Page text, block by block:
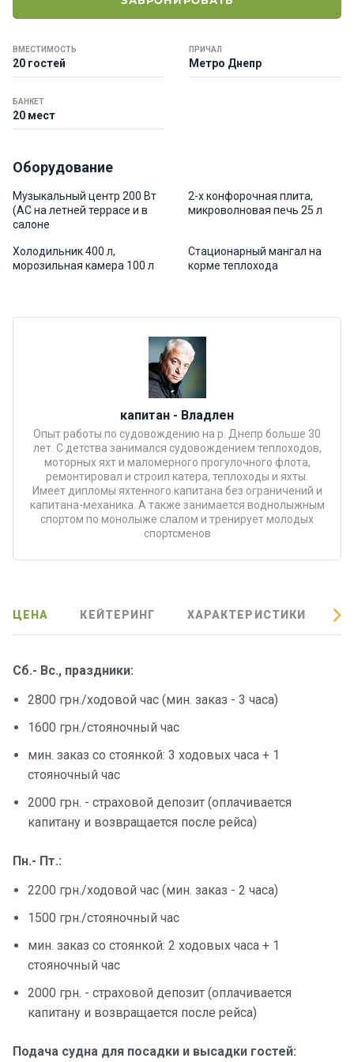
ВМЕСТИМОСТЬ
20 гостей
ПРИЧАЛ
Метро Днепр
БАНКЕТ
20 мест
Оборудование
Музыкальный центр 200 Вт
(АС на летней террасе и в
салоне
2-х конфорочная плита,
микроволновая печь 25 л
Холодильник 400 л,
морозильная камера 100 л
Стационарный мангал на
корме теплохода
капитан - Владлен
Опыт работы по судовождению на р. Днепр больше 30
лет. С детства занимался судовождением теплоходов,
моторных яхт и маломерного прогулочного флота,
ремонтировал и строил катера, теплоходы и яхты.
Имеет дипломы яхтенного капитана без ограничений и
капитана-механика. А также занимается воднолыжным
спортом по монолыже слалом и тренирует молодых
спортсменов
ЦЕНА КЕЙТЕРИНГ ХАРАКТЕРИСТИКИ
Сб.- Вс., праздники:
2800 грн./ходовой час (мин. заказ - 3 часа)
1600 грн./стояночный час
мин. заказ со стоянкой: 3 ходовых часа + 1
стояночный час
2000 грн. - страховой депозит (оплачивается
капитану и возвращается после рейса)
Пн.- Пт.:
2200 грн./ходовой час (мин. заказ - 2 часа)
1500 грн./стояночный час
мин. заказ со стоянкой: 2 ходовых часа + 1
стояночный час
2000 грн. - страховой депозит (оплачивается
капитану и возвращается после рейса)
Подача судна для посадки и высадки гостей:
К
е
а
О нас
ммы
икаты
Развле
чения
прогулк
Отзывы
Контакт
ы